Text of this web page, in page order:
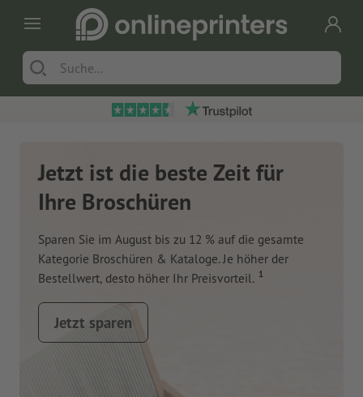
Jetzt ist die beste Zeit für
Ihre Broschüren
Sparen Sie im August bis zu 12 % auf die gesamte
Kategorie Broschüren & Kataloge. Je höher der
Bestellwert, desto höher Ihr Preisvorteil. 1
Jetzt sparen